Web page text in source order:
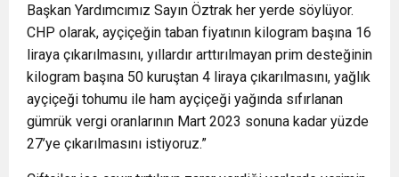
Başkan Yardımcımız Sayın Öztrak her yerde söylüyor.
CHP olarak, ayçiçeğin taban fiyatının kilogram başına 16
liraya çıkarılmasını, yıllardır arttırılmayan prim desteğinin
kilogram başına 50 kuruştan 4 liraya çıkarılmasını, yağlık
ayçiçeği tohumu ile ham ayçiçeği yağında sıfırlanan
gümrük vergi oranlarının Mart 2023 sonuna kadar yüzde
27’ye çıkarılmasını istiyoruz.”